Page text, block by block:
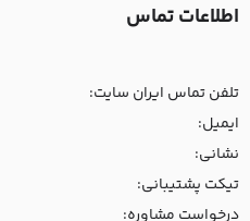
اطلاعات تماس
تلفن تماس ایران سایت:
ایمیل:
نشانی:
تیکت پشتیبانی:
درخواست مشاوره: